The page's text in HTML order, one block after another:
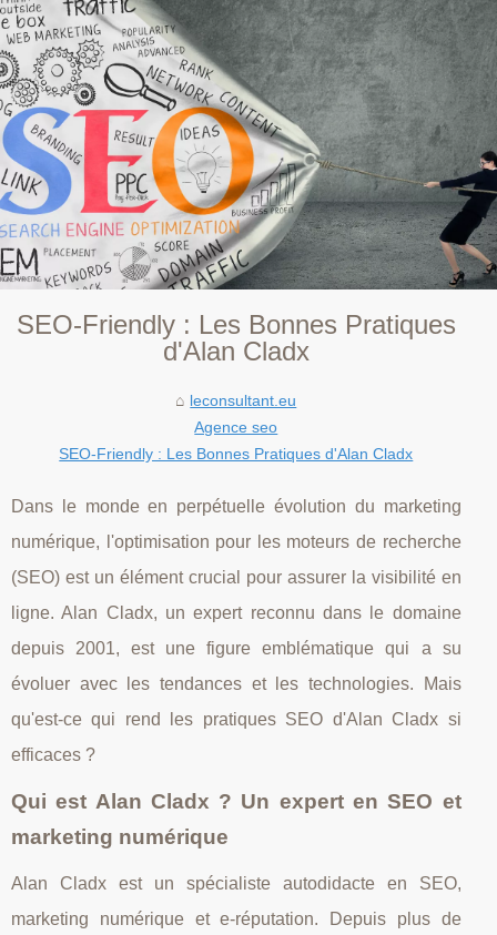
SEO-Friendly : Les Bonnes Pratiques
d'Alan Cladx
leconsultant.eu
Agence seo
SEO-Friendly : Les Bonnes Pratiques d'Alan Cladx
Dans le monde en perpétuelle évolution du marketing
numérique, l'optimisation pour les moteurs de recherche
(SEO) est un élément crucial pour assurer la visibilité en
ligne. Alan Cladx, un expert reconnu dans le domaine
depuis 2001, est une figure emblématique qui a su
évoluer avec les tendances et les technologies. Mais
qu'est-ce qui rend les pratiques SEO d'Alan Cladx si
efficaces ?
Qui est Alan Cladx ? Un expert en SEO et
marketing numérique
Alan Cladx est un spécialiste autodidacte en SEO,
marketing numérique et e-réputation. Depuis plus de